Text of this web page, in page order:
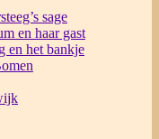
sage
en haar gast
en het bankje